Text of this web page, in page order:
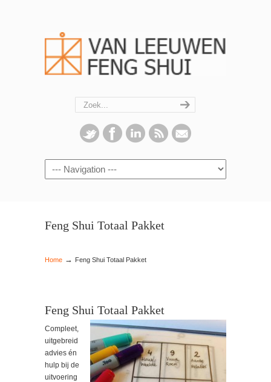
Navigation
Feng Shui Totaal Pakket
Home → Feng Shui Totaal Pakket
Feng Shui Totaal Pakket
Compleet,
uitgebreid
advies én
hulp bij de
uitvoering